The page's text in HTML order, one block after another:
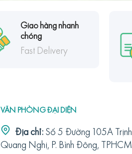
Giao hàng nhanh
chóng
Fast Delivery
VĂN PHÒNG ĐẠI DIỆN
Địa chỉ: Số 5 Đường 105A Trịnh
Quang Nghị, P. Bình Đông, TPHCM